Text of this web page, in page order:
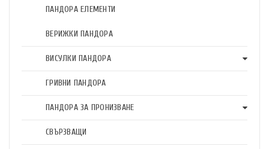
ПАНДОРА ЕЛЕМЕНТИ
ВЕРИЖКИ ПАНДОРА
ВИСУЛКИ ПАНДОРА
ГРИВНИ ПАНДОРА
ПАНДОРА ЗА ПРОНИЗВАНЕ
СВЪРЗВАЩИ